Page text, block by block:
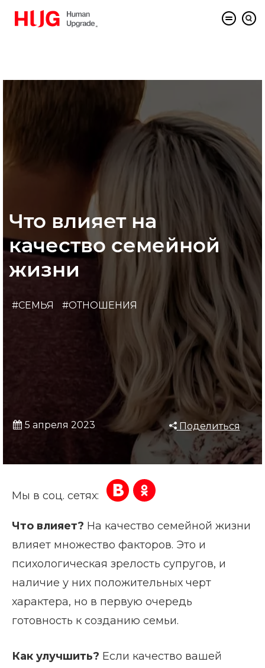
Что влияет на
качество семейной
жизни
#СЕМЬЯ #ОТНОШЕНИЯ
5 апреля 2023 Поделиться
Мы в соц. сетях:
Что влияет? На качество семейной жизни
влияет множество факторов. Это и
психологическая зрелость супругов, и
наличие у них положительных черт
характера, но в первую очередь
готовность к созданию семьи.
Как улучшить? Если качество вашей